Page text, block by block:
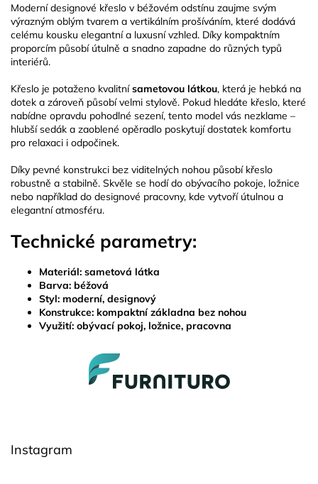
Moderní designové křeslo v béžovém odstínu zaujme svým
výrazným oblým tvarem a vertikálním prošíváním, které dodává
celému kousku elegantní a luxusní vzhled. Díky kompaktním
proporcím působí útulně a snadno zapadne do různých typů
interiérů.
Křeslo je potaženo kvalitnísametovou látkou, která je hebká na
dotek a zároveň působí velmi stylově. Pokud hledáte křeslo, které
nabídne opravdu pohodlné sezení, tento model vás nezklame –
hlubší sedák a zaoblené opěradlo poskytují dostatek komfortu
pro relaxaci i odpočinek.
Díky pevné konstrukci bez viditelných nohou působí křeslo
robustně a stabilně. Skvěle se hodí do obývacího pokoje, ložnice
nebo například do designové pracovny, kde vytvoří útulnou a
elegantní atmosféru.
Technické parametry:
Materiál: sametová látka
Barva: béžová
Styl: moderní, designový
Konstrukce: kompaktní základna bez nohou
Využití: obývací pokoj, ložnice, pracovna
Instagram